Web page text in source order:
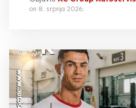
on 8. srpnja 2026.